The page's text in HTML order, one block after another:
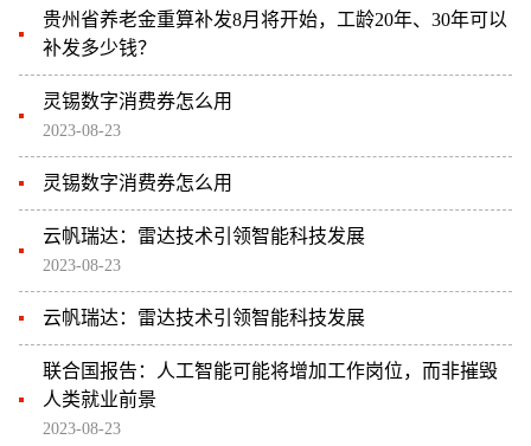
贵州省养老金重算补发8月将开始，工龄20年、30年可以
补发多少钱？
灵锡数字消费券怎么用
2023-08-23
灵锡数字消费券怎么用
云帆瑞达：雷达技术引领智能科技发展
2023-08-23
云帆瑞达：雷达技术引领智能科技发展
联合国报告：人工智能可能将增加工作岗位，而非摧毁
人类就业前景
2023-08-23